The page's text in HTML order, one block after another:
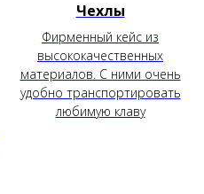
Чехлы
Фирменный кейс из
высококачественных
материалов. С ними очень
удобно транспортировать
любимую клаву